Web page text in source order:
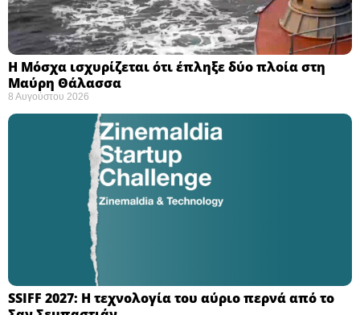
Η Μόσχα ισχυρίζεται ότι έπληξε δύο πλοία στη
Μαύρη Θάλασσα ​
8 Αυγούστου 2026
SSIFF 2027: Η τεχνολογία του αύριο περνά από το